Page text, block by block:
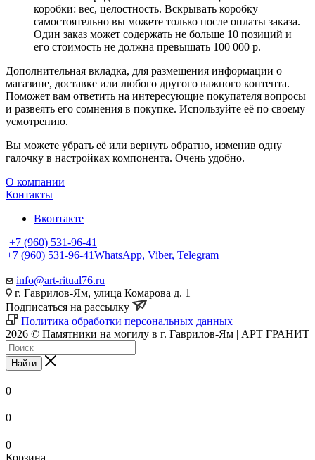
коробки: вес, целостность. Вскрывать коробку
самостоятельно вы можете только после оплаты заказа.
Один заказ может содержать не больше 10 позиций и
его стоимость не должна превышать 100 000 р.
Дополнительная вкладка, для размещения информации о
магазине, доставке или любого другого важного контента.
Поможет вам ответить на интересующие покупателя вопросы
и развеять его сомнения в покупке. Используйте её по своему
усмотрению.
Вы можете убрать её или вернуть обратно, изменив одну
галочку в настройках компонента. Очень удобно.
О компании
Контакты
Вконтакте
+7 (960) 531-96-41
+7 (960) 531-96-41WhatsApp, Viber, Telegram
info@art-ritual76.ru
г. Гаврилов-Ям, улица Комарова д. 1
Подписаться на рассылку
Политика обработки персональных данных
2026 © Памятники на могилу в г. Гаврилов-Ям | АРТ ГРАНИТ
Найти
0
0
0
Корзина